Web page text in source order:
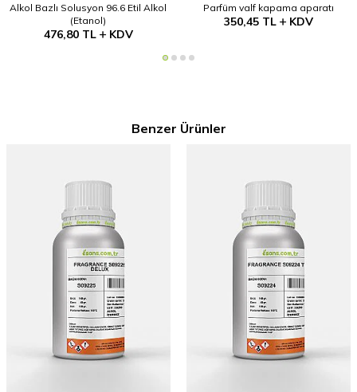
Alkol Bazlı Solusyon 96.6 Etil Alkol
(Etanol)
476,80TL KDV
Parfüm valf kapama aparatı
350,45 TL KDV
Benzer Ürünler